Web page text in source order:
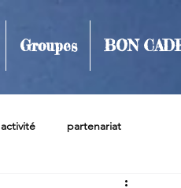
Groupes BON
activité partenariat